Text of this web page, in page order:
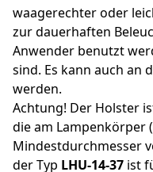
waagerechter oder
zur dauerhaften
Anwender benutzt
sind. Es kann auch an
werden.
Achtung! Der Holster
die am Lampenkörper
Mindestdurchmesser
der Typ LHU-14-37 ist